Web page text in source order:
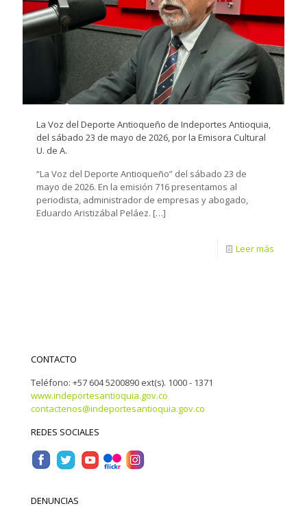
La Voz del Deporte Antioqueño de Indeportes Antioquia,
del sábado 23 de mayo de 2026, por la Emisora Cultural
U. de A.
“La Voz del Deporte Antioqueño” del sábado 23 de
mayo de 2026. En la emisión 716 presentamos al
periodista, administrador de empresas y abogado,
Eduardo Aristizábal Peláez. […]
Leer más
CONTACTO
Teléfono: +57 604 5200890 ext(s). 1000 - 1371
www.indeportesantioquia.gov.co
contactenos@indeportesantioquia.gov.co
REDES SOCIALES
DENUNCIAS